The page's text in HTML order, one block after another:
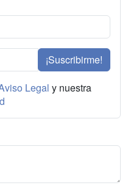
¡Suscribirme!
Legal y nuestra